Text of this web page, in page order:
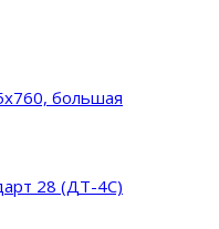
большая
28 (ДТ-4С)